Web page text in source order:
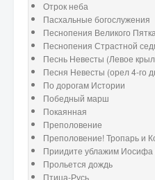
Отрок неба
Пасхальные богослужения
Песнопения Великого Пятка
Песнопения Страстной
Песнь Невесты (Левое
Песня Невесты (орел 4-го
По дорогам Истории
Победный марш
Покаянная
Преполовение
Преполовение! Тропарь и
Приидите ублажим Иосифа
Прольется дождь
Птица-Русь